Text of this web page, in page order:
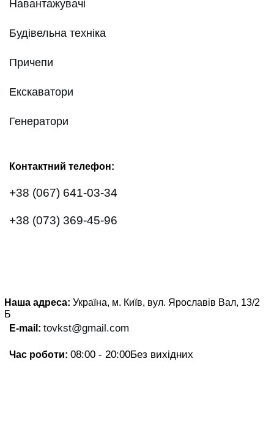
Навантажувачі
Будівельна техніка
Причепи
Екскаватори
Генератори
Контактний телефон:
+38 (067) 641-03-34
+38 (073) 369-45-96
Наша адреса: Україна, м. Київ, вул. Ярославів Вал, 13/2
Б
E-mail: tovkst@gmail.com
Час роботи: 08:00 - 20:00Без вихідних